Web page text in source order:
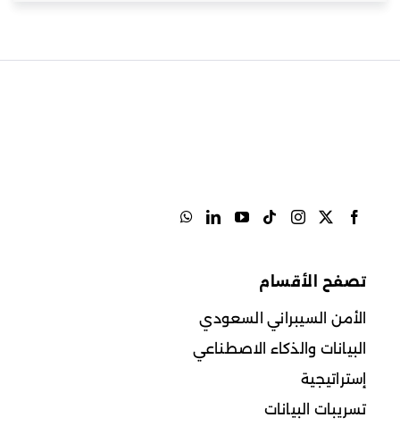
تصفح الأقسام
الأمن السيبراني السعودي
البيانات والذكاء الاصطناعي
إستراتيجية
تسريبات البيانات